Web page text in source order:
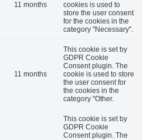
11 months
cookies is used to
store the user consent
for the cookies in the
category "Necessary".
11 months
This cookie is set by
GDPR Cookie
Consent plugin. The
cookie is used to store
the user consent for
the cookies in the
category "Other.
This cookie is set by
GDPR Cookie
Consent plugin. The